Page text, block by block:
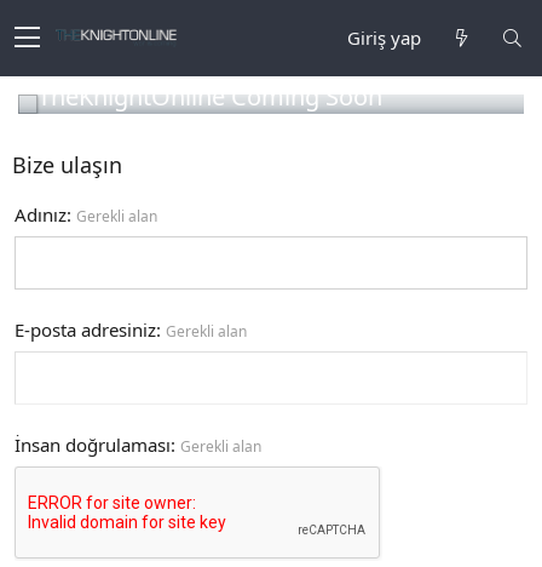
Giriş yap
TheKnightOnline Coming Soon
Bize ulaşın
Adınız Gerekli alan
E-posta adresiniz Gerekli alan
İnsan doğrulaması Gerekli alan